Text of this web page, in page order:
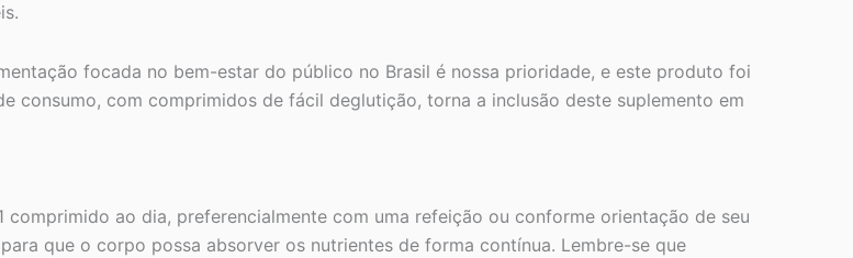
focada no bem-estar do público no Brasil é nossa prioridade, e este produto foi
consumo, com comprimidos de fácil deglutição, torna a inclusão deste suplemento em
ao dia, preferencialmente com uma refeição ou conforme orientação de seu
que o corpo possa absorver os nutrientes de forma contínua. Lembre-se que